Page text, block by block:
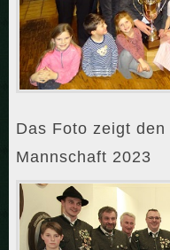
Das Foto zeigt
Mannschaft 2023